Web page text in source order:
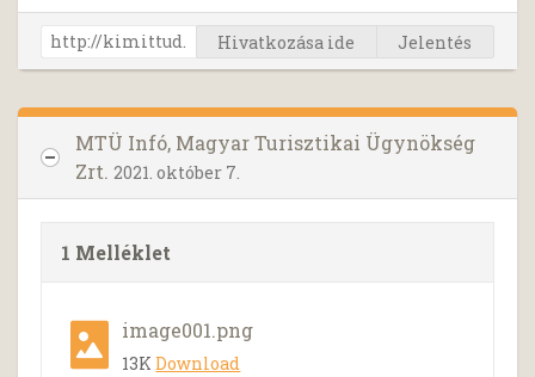
Hivatkozása ide Jelentés
MTÜ Infó, Magyar Turisztikai Ügynökség
Zrt. 2021. október 7.
1 Melléklet
image001.png
13KDownload